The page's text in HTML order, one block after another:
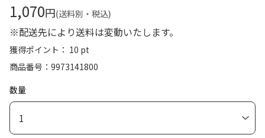
1,070円(送料別・税込)
※配送先により送料は変動いたします。
獲得ポイント： 10 pt
商品番号
9973141800
数量
1